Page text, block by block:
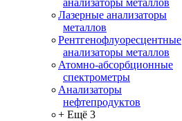
анализаторы металлов
Лазерные анализаторы
металлов
Рентгенофлуоресцентные
анализаторы металлов
Атомно-абсорбционные
спектрометры
Анализаторы
нефтепродуктов
+ Ещё 3